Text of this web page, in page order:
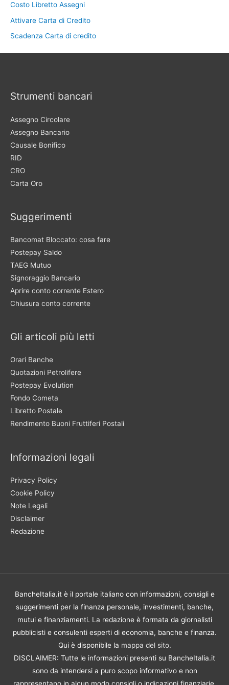
Costo Libretto Assegni
Attivare Carta di Credito
Scadenza Carta di credito
Strumenti bancari
Assegno Circolare
Assegno Bancario
Causale Bonifico
RID
CRO
Carta Oro
Suggerimenti
Bancomat Bloccato: cosa fare
Postepay Saldo
TAEG Mutuo
Signoraggio Bancario
Aprire conto corrente Estero
Chiusura conto corrente
Gli articoli più letti
Orari Banche
Quotazioni Petrolifere
Postepay Evolution
Fondo Cometa
Libretto Postale
Rendimento Buoni Fruttiferi Postali
Informazioni legali
Privacy Policy
Cookie Policy
Note Legali
Disclaimer
Redazione
BancheItalia.it è il portale italiano con informazioni, consigli e
suggerimenti per la finanza personale, investimenti, banche,
mutui e finanziamenti. La redazione è formata da giornalisti
pubblicisti e consulenti esperti di economia, banche e finanza.
Qui è disponibile la mappa del sito.
DISCLAIMER: Tutte le informazioni presenti su BancheItalia.it
sono da intendersi a puro scopo informativo e non